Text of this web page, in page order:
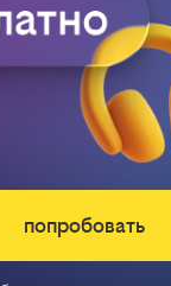
попробовать